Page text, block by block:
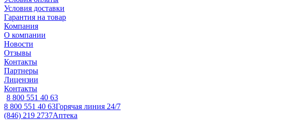
Условия доставки
Гарантия на товар
Компания
О компании
Новости
Отзывы
Контакты
Партнеры
Лицензии
Контакты
8 800 551 40 63
8 800 551 40 63Горячая линия 24/7
(846) 219 2737Аптека